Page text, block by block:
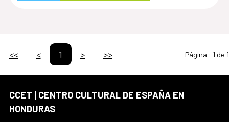
<< < 1 > >> Página : 1 de 1
CCET | CENTRO CULTURAL DE ESPAÑA EN
HONDURAS